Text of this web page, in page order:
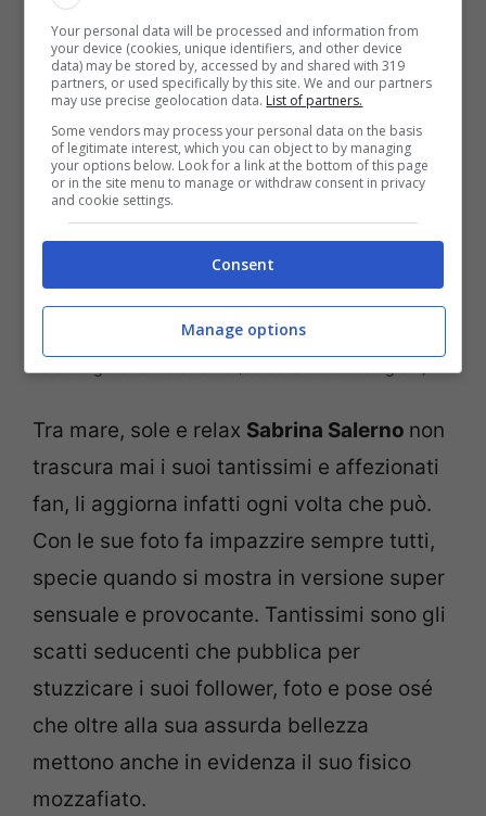
stupende, fan impazziti
Tra mare, sole e relax Sabrina Salerno non
trascura mai i suoi tantissimi e affezionati
fan, li aggiorna infatti ogni volta che può.
Con le sue foto fa impazzire sempre tutti,
specie quando si mostra in versione super
sensuale e provocante. Tantissimi sono gli
scatti seducenti che pubblica per
stuzzicare i suoi follower, foto e pose osé
che oltre alla sua assurda bellezza
mettono anche in evidenza il suo fisico
mozzafiato.
Your personal data will be processed and information from
your device (cookies, unique identifiers, and other device
data) may be stored by, accessed by and shared with 319
partners, or used specifically by this site. We and our partners
may use precise geolocation data. List of partners.
Some vendors may process your personal data on the basis
of legitimate interest, which you can object to by managing
your options below. Look for a link at the bottom of this page
or in the site menu to manage or withdraw consent in privacy
and cookie settings.
Consent
Manage options